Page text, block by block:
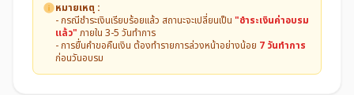
หมายเหตุ :
- กรณีชำระเงินเรียบร้อยแล้ว สถานะจะเปลี่ยนเป็น "ชำระเงินค่าอบรม
แล้ว" ภายใน 3-5 วันทำการ
- การยื่นคำขอคืนเงิน ต้องทำรายการล่วงหน้าอย่างน้อย 7 วันทำการ
ก่อนวันอบรม